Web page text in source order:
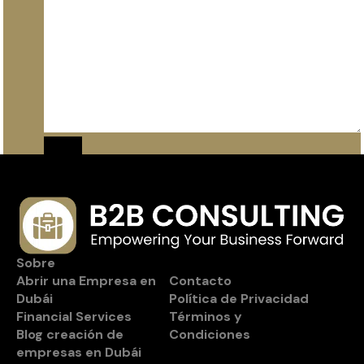
Sobre
Abrir una Empresa en
Dubái
Financial Services
Blog creación de
empresas en Dubái
Contacto
Política de Privacidad
Términos y
Condiciones